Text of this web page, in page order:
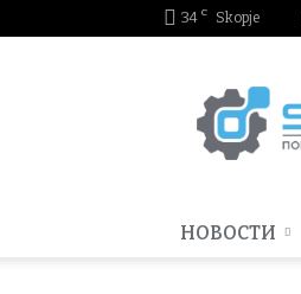
34 C Skopje
НОВОСТИ